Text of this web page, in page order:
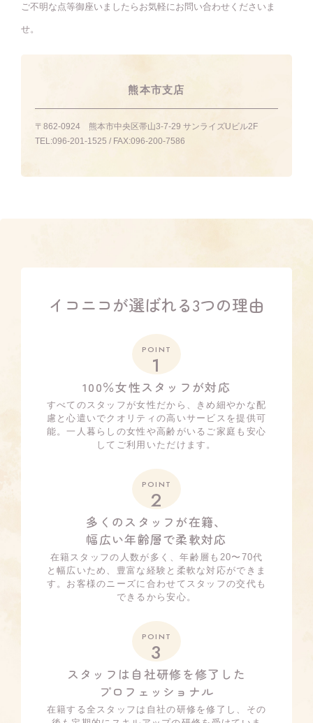
ご不明な点等御座いましたらお気軽にお問い合わせくださいま
せ。
熊本市支店
〒862-0924 熊本市中央区帯山3-7-29 サンライズUビル2F
TEL:096-201-1525 / FAX:096-200-7586
イコニコが選ばれる3つの理由
POINT
1
100％女性スタッフが対応
すべてのスタッフが女性だから、きめ細やかな配
慮と心遣いでクオリティの高いサービスを提供可
能。一人暮らしの女性や高齢がいるご家庭も安心
してご利用いただけます。
POINT
2
多くのスタッフが在籍、
幅広い年齢層で柔軟対応
在籍スタッフの人数が多く、年齢層も20〜70代
と幅広いため、豊富な経験と柔軟な対応ができま
す。お客様のニーズに合わせてスタッフの交代も
できるから安心。
POINT
3
スタッフは自社研修を修了した
プロフェッショナル
在籍する全スタッフは自社の研修を修了し、その